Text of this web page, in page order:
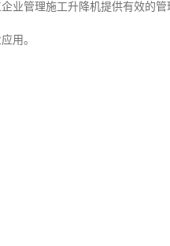
业管理施工升降机提供有效的
用。